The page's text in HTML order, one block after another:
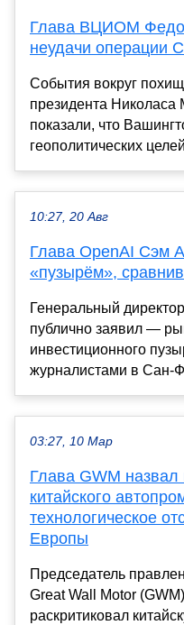
Глава ВЦИОМ
неудачи операции
События вокруг
президента Николаса
показали, что
геополитических
10:27, 20 Авг
Глава OpenAI Сэм
«пузырём»,
Генеральный
публично заявил —
инвестиционного
журналистами в Сан-
03:27, 10 Мар
Глава GWM
китайского
технологическое
Европы
Председатель
Great Wall Motor
раскритиковал